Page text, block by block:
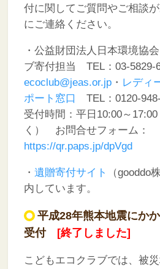
付に関してご質問やご相談
にご連絡ください。
・公益財団法人日本環境協
ブ寄付担当 TEL：03-5829-
ecoclub@jeas.or.jp・ レディ
ポート窓口
TEL：0120-
受付時間：平日10:00～
く）
お問合せフォーム：
https://qr.paps.jp/dpVgd
・ 遺贈寄付サイト （gooddo
内しています。
平成28年熊本地震にか
受付 [終了しました]
こどもエコクラブでは、被災